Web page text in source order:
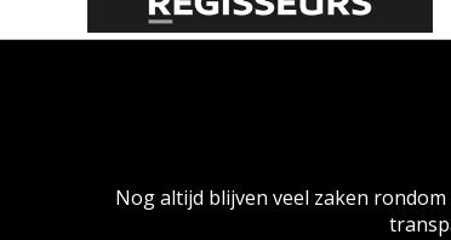
Nog altijd blijven veel zaken